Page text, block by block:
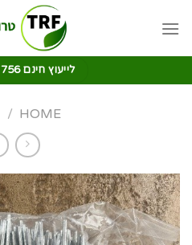
לייעוץ חינם 050-7647756
HOME
/